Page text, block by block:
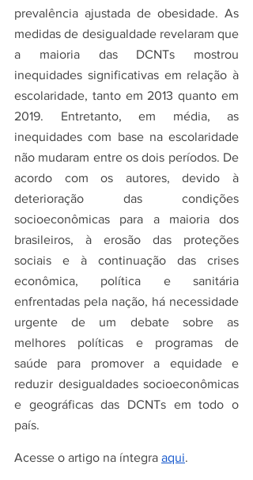
prevalência ajustada de obesidade. As
medidas de desigualdade revelaram que
a maioria das DCNTs mostrou
inequidades significativas em relação à
escolaridade, tanto em 2013 quanto em
2019. Entretanto, em média, as
inequidades com base na escolaridade
não mudaram entre os dois períodos. De
acordo com os autores, devido à
deterioração das condições
socioeconômicas para a maioria dos
brasileiros, à erosão das proteções
sociais e à continuação das crises
econômica, política e sanitária
enfrentadas pela nação, há necessidade
urgente de um debate sobre as
melhores políticas e programas de
saúde para promover a equidade e
reduzir desigualdades socioeconômicas
e geográficas das DCNTs em todo o
país.
Acesse o artigo na íntegra aqui.